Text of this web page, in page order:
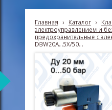
Главная › Каталог ›
электроуправлением и
предохранительные с
DBW20A...5X/50...